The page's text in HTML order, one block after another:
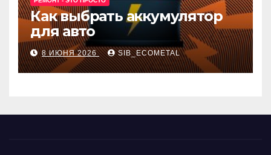
Как выбрать аккумулятор
для авто
8 ИЮНЯ 2026 SIB_ECOMETAL